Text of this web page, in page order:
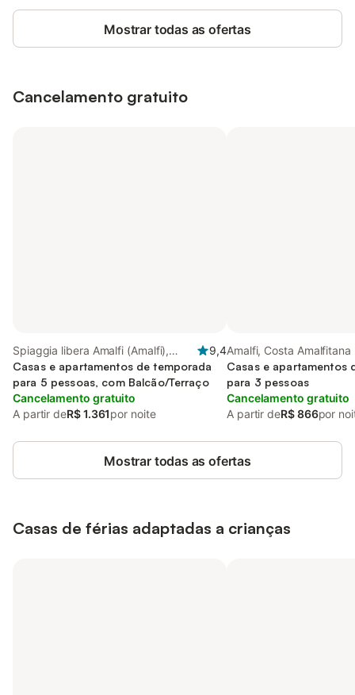
Mostrar todas as ofertas
Cancelamento gratuito
Spiaggia libera Amalfi (Amalfi),
Amalfi
9,4
Casas e apartamentos de temporada
para 5 pessoas, com Balcão/Terraço
Cancelamento gratuito
A partir deR$ 1.361por noite
Amalfi, Costa Amalfitana
Casas e apartamentos
para 3 pessoas
Cancelamento gratuito
A partir deR$ 866por
Mostrar todas as ofertas
Casas de férias adaptadas a crianças